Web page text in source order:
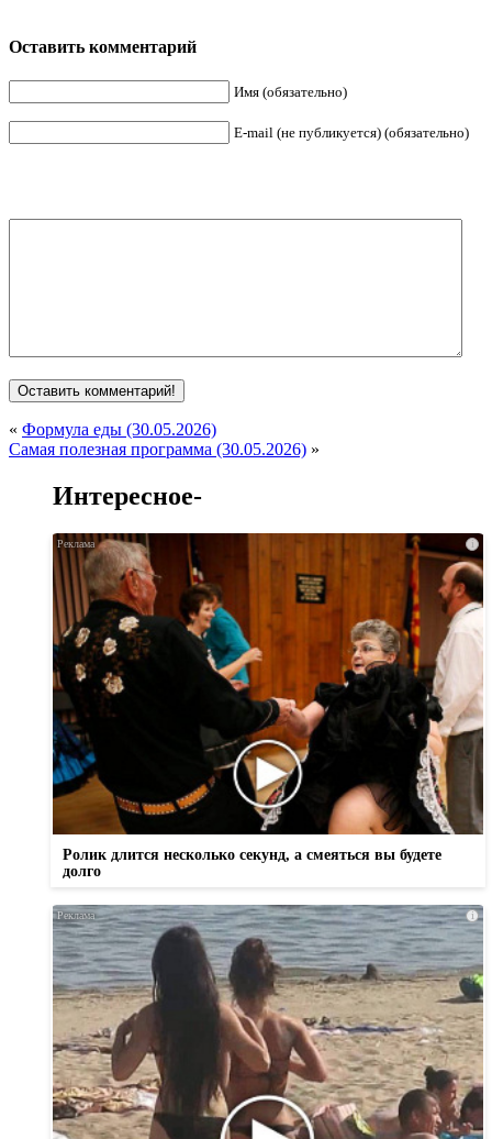
Оставить комментарий
Имя (обязательно)
E-mail (не публикуется) (обязательно)
« Формула еды (30.05.2026)
Самая полезная программа (30.05.2026) »
Интересное-
i
Ролик длится несколько секунд, а смеяться вы будете
долго
i